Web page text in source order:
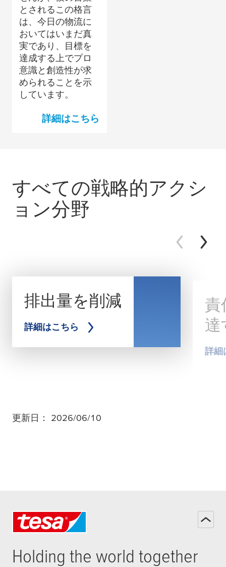
とされるこの格言
は、今日の物流に
おいてはいまだ真
実であり、目標を
達成する上でプロ
意識と創造性が求
められることを示
しています。
詳細はこちら
すべての戦略的アクシ
ョン分野
排出量を削減
詳細はこちら
責
達
詳細
更新日： 2026/06/10
Holding the world together